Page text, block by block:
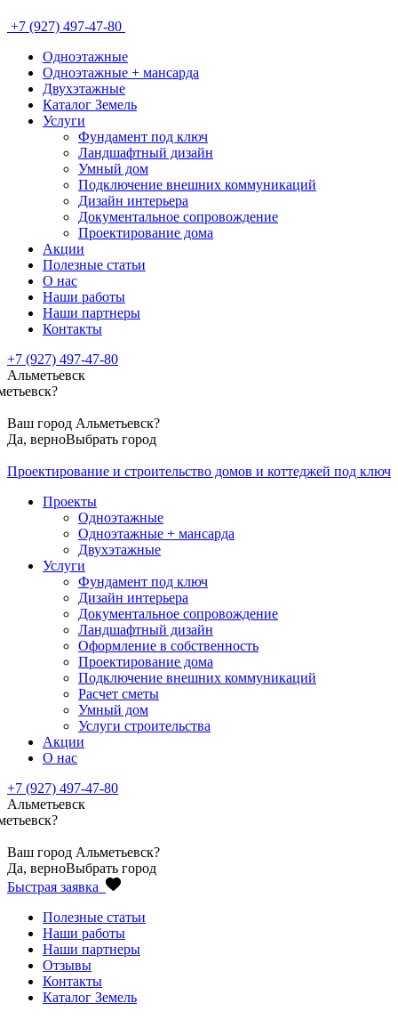
+7 (927) 497-47-80
Одноэтажные
Одноэтажные + мансарда
Двухэтажные
Каталог Земель
Услуги
Фундамент под ключ
Ландшафтный дизайн
Умный дом
Подключение внешних коммуникаций
Дизайн интерьера
Документальное сопровождение
Проектирование дома
Акции
Полезные статьи
О нас
Наши работы
Наши партнеры
Контакты
+7 (927) 497-47-80
Альметьевск
?
Ваш город Альметьевск?
Да, верноВыбрать город
Проектирование и строительство домов и коттеджей под ключ
Проекты
Одноэтажные
Одноэтажные + мансарда
Двухэтажные
Услуги
Фундамент под ключ
Дизайн интерьера
Документальное сопровождение
Ландшафтный дизайн
Оформление в собственность
Проектирование дома
Подключение внешних коммуникаций
Расчет сметы
Умный дом
Услуги строительства
Акции
О нас
+7 (927) 497-47-80
Альметьевск
?
Ваш город Альметьевск?
Да, верноВыбрать город
Быстрая заявка
Полезные статьи
Наши работы
Наши партнеры
Отзывы
Контакты
Каталог Земель